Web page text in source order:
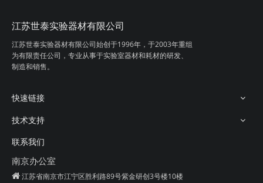
江苏世泰实验器材有限公司
江苏世泰实验器材有限公司始创于1996年， 于2003年重组
为有限责任公司，专业从事于实验室器材和耗材的研发、
制造和销售。
快速链接
技术支持
联系我们
南京办公室
 江苏省南京市江宁区胜利路89号紫金研创3号楼10楼